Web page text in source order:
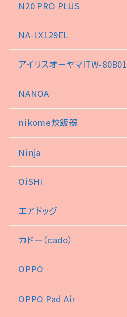
N20 PRO PLUS
NA-LX129EL
アイリスオーヤマITW-80B01
NANOA
nikome炊飯器
Ninja
OiSHi
エアドッグ
カドー（cado）
OPPO
OPPO Pad Air